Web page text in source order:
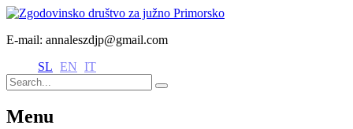
E-mail: annaleszdjp@gmail.com
SL EN IT
Menu